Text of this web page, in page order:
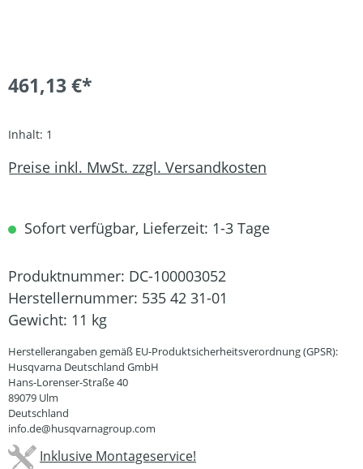
461,13 €*
Inhalt: 1
Preise inkl. MwSt. zzgl. Versandkosten
Sofort verfügbar, Lieferzeit: 1-3 Tage
Produktnummer: DC-100003052
Herstellernummer: 535 42 31-01
Gewicht: 11 kg
Herstellerangaben gemäß EU-Produktsicherheitsverordnung (GPSR):
Husqvarna Deutschland GmbH
Hans-Lorenser-Straße 40
89079 Ulm
Deutschland
info.de@husqvarnagroup.com
Inklusive Montageservice!